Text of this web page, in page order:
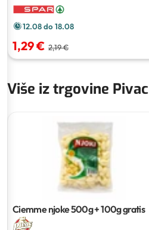
12.08 do 18.08
1,29 € 2,19 €
Više iz trgovine Pivac
Ciemme njoke500g + 100g gratis